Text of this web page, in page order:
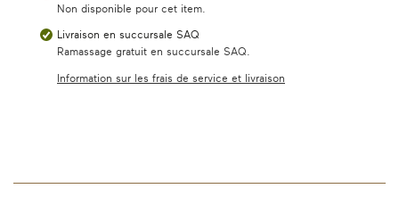
Non disponible pour cet item.
Livraison en succursale SAQ
Ramassage gratuit en succursale SAQ.
Information sur les frais de service et livraison